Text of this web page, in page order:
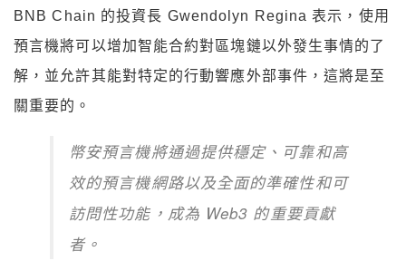
BNB Chain 的投資長 Gwendolyn Regina 表示，使用
預言機將可以增加智能合約對區塊鏈以外發生事情的了
解，並允許其能對特定的行動響應外部事件，這將是至
關重要的。
幣安預言機將通過提供穩定、可靠和高
效的預言機網路以及全面的準確性和可
訪問性功能，成為 Web3 的重要貢獻
者。